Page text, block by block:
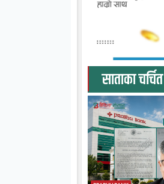
साताका चर्चित